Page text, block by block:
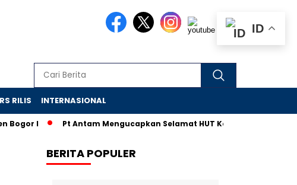
RILIS INTERNASIONAL
I Pt Antam Mengucapkan Selamat HUT Kemerdekaan RI ke-80
BERITA POPULER
ID